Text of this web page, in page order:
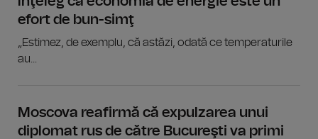
efort de bun-simţ
„Estimez, de exemplu, că astăzi, odată ce temperaturile
au...
Moscova reafirmă că expulzarea unui
diplomat rus de către Bucureşti va primi